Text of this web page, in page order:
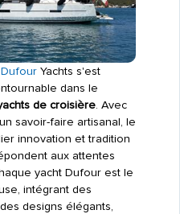
DufourYachts s'est
dans le
de croisière. Avec
savoir-faire artisanal, le
innovation et tradition
aux attentes
yacht Dufour est le
intégrant des
designs élégants,